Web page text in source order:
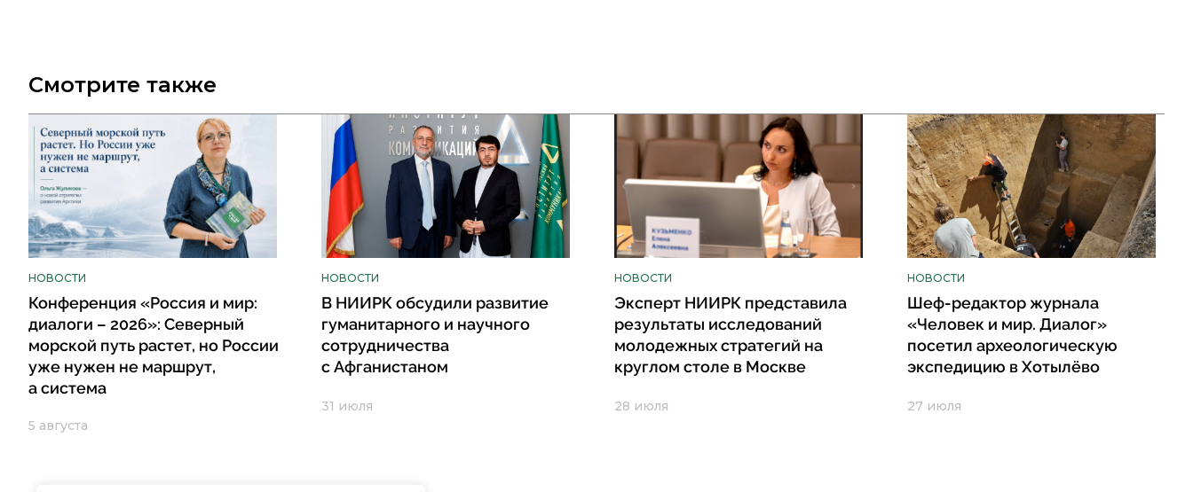
Смотрите также
НОВОСТИ
Конференция «Россия и мир:
диалоги – 2026»: Северный
морской путь растет, но России
уже нужен не маршрут,
а система
5 августа
НОВОСТИ
В НИИРК обсудили развитие
гуманитарного и научного
сотрудничества
с Афганистаном
31 июля
НОВОСТИ
Эксперт НИИРК представила
результаты исследований
молодежных стратегий на
круглом столе в Москве
28 июля
НОВОСТИ
Шеф-редактор журнала
«Человек и мир. Диалог»
посетил археологическую
экспедицию в Хотылёво
27 июля